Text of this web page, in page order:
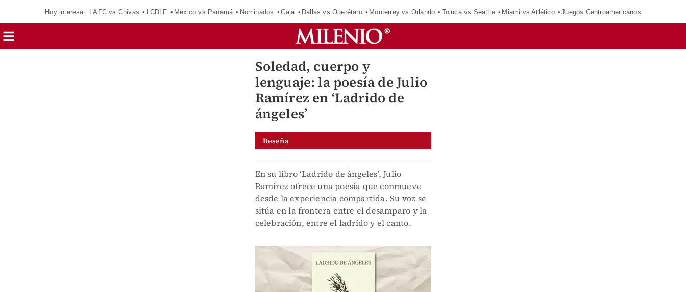
Hoy interesa: LAFC vs Chivas LCDLF México vs Panamá Nominados Gala Dallas vs Querétaro Monterrey vs Orlando Toluca vs Seattle Miami vs Atlético Juegos Centroamericanos
Soledad, cuerpo y
lenguaje: la poesía de Julio
Ramírez en ‘Ladrido de
ángeles’
Reseña
En su libro ‘Ladrido de ángeles’, Julio
Ramírez ofrece una poesía que conmueve
desde la experiencia compartida. Su voz se
sitúa en la frontera entre el desamparo y la
celebración, entre el ladrido y el canto.